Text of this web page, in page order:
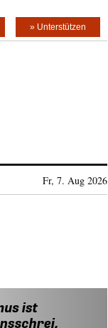
» Unterstützen
Fr, 7. Aug 2026